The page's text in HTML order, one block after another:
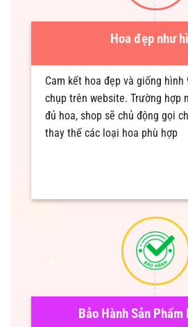
Hoa đẹp như
Cam kết hoa đẹp và giống hình
chụp trên website. Trường hợp
đủ hoa, shop sẽ chủ động gọi
thay thế các loại hoa phù hợp
Bảo Hành Sản Phẩm